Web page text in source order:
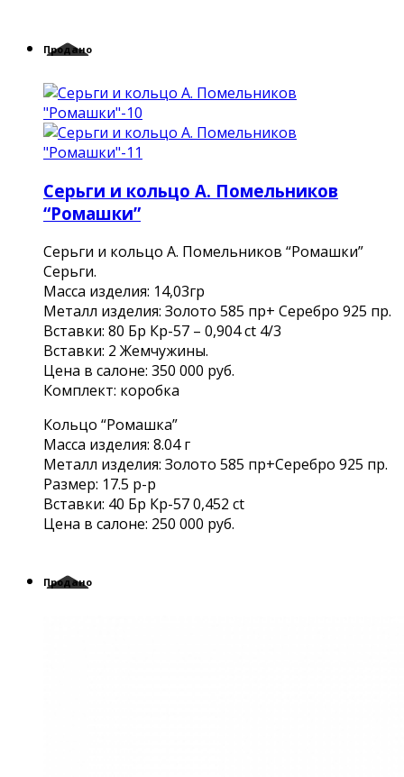
Продано
Серьги и кольцо А. Помельников
“Ромашки”
Серьги и кольцо А. Помельников “Ромашки”
Серьги.
Масса изделия: 14,03гр
Металл изделия: Золото 585 пр+ Серебро 925 пр.
Вставки: 80 Бр Кр-57 – 0,904 ct 4/3
Вставки: 2 Жемчужины.
Цена в салоне: 350 000 руб.
Комплект: коробка
Кольцо “Ромашка”
Масса изделия: 8.04 г
Металл изделия: Золото 585 пр+Серебро 925 пр.
Размер: 17.5 р-р
Вставки: 40 Бр Кр-57 0,452 ct
Цена в салоне: 250 000 руб.
Продано